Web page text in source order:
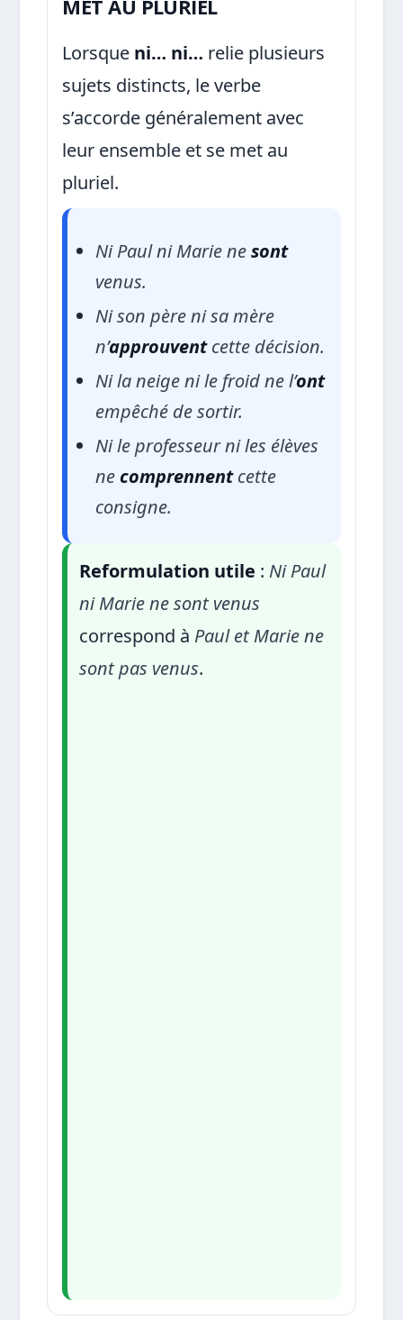
MET AU PLURIEL
Lorsque ni… ni… relie plusieurs
sujets distincts, le verbe
s’accorde généralement avec
leur ensemble et se met au
pluriel.
Ni Paul ni Marie nesont
venus.
Ni son père ni sa mère
n’approuventcette décision.
Ni la neige ni le froid ne l’ont
empêché de sortir.
Ni le professeur ni les élèves
ne comprennentcette
consigne.
Reformulation utile : Ni Paul
ni Marie ne sont venus
correspond à Paul et Marie ne
sont pas venus.